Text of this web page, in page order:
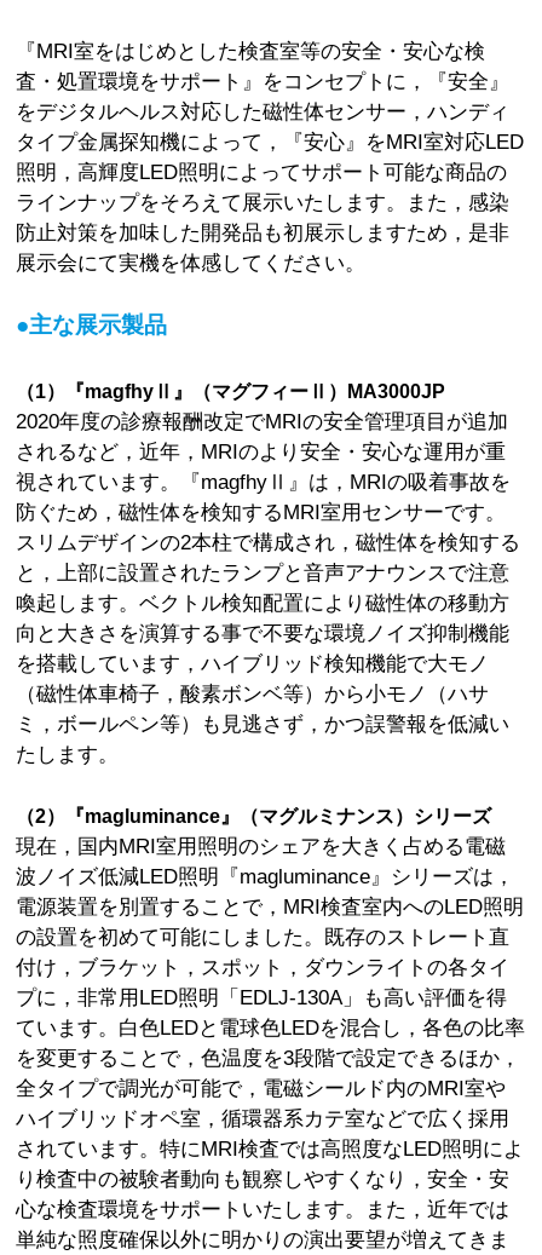
『MRI室をはじめとした検査室等の安全・安心な検
査・処置環境をサポート』をコンセプトに，『安全』
をデジタルヘルス対応した磁性体センサー，ハンディ
タイプ金属探知機によって，『安心』をMRI室対応LED
照明，高輝度LED照明によってサポート可能な商品の
ラインナップをそろえて展示いたします。また，感染
防止対策を加味した開発品も初展示しますため，是非
展示会にて実機を体感してください。
●主な展示製品
（1）『magfhyⅡ』（マグフィーⅡ）MA3000JP
2020年度の診療報酬改定でMRIの安全管理項目が追加
されるなど，近年，MRIのより安全・安心な運用が重
視されています。『magfhyⅡ』は，MRIの吸着事故を
防ぐため，磁性体を検知するMRI室用センサーです。
スリムデザインの2本柱で構成され，磁性体を検知する
と，上部に設置されたランプと音声アナウンスで注意
喚起します。ベクトル検知配置により磁性体の移動方
向と大きさを演算する事で不要な環境ノイズ抑制機能
を搭載しています，ハイブリッド検知機能で大モノ
（磁性体車椅子，酸素ボンベ等）から小モノ（ハサ
ミ，ボールペン等）も見逃さず，かつ誤警報を低減い
たします。
（2）『magluminance』（マグルミナンス）シリーズ
現在，国内MRI室用照明のシェアを大きく占める電磁
波ノイズ低減LED照明『magluminance』シリーズは，
電源装置を別置することで，MRI検査室内へのLED照明
の設置を初めて可能にしました。既存のストレート直
付け，ブラケット，スポット，ダウンライトの各タイ
プに，非常用LED照明「EDLJ-130A」も高い評価を得
ています。白色LEDと電球色LEDを混合し，各色の比率
を変更することで，色温度を3段階で設定できるほか，
全タイプで調光が可能で，電磁シールド内のMRI室や
ハイブリッドオペ室，循環器系カテ室などで広く採用
されています。特にMRI検査では高照度なLED照明によ
り検査中の被験者動向も観察しやすくなり，安全・安
心な検査環境をサポートいたします。また，近年では
単純な照度確保以外に明かりの演出要望が増えてきま